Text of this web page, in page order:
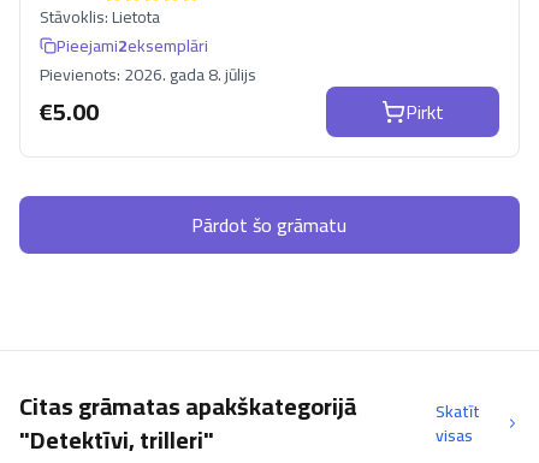
Stāvoklis:Lietota
Pieejami2eksemplāri
Pievienots:2026. gada 8. jūlijs
€5.00 Pirkt
Pārdot šo grāmatu
Citas grāmatas apakškategorijā
"Detektīvi, trilleri"
Skatīt
visas